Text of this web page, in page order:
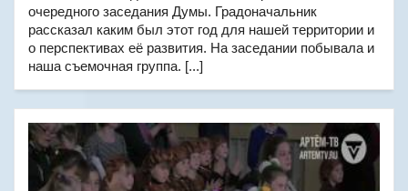
очередного заседания Думы. Градоначальник
рассказал каким был этот год для нашей территории и
о перспективах её развития. На заседании побывала и
наша съемочная группа. [...]